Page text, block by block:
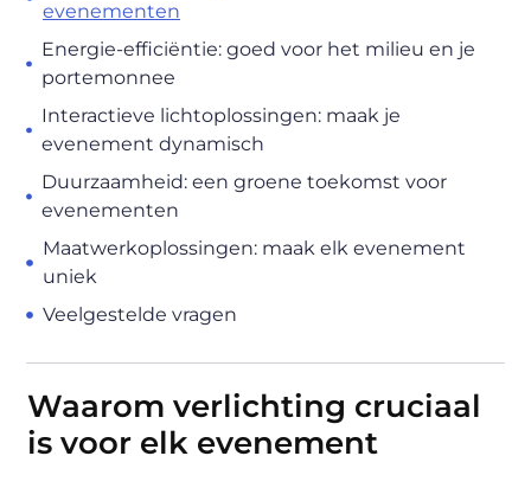
evenementen
Energie-efficiëntie: goed voor het milieu en je
portemonnee
Interactieve lichtoplossingen: maak je
evenement dynamisch
Duurzaamheid: een groene toekomst voor
evenementen
Maatwerkoplossingen: maak elk evenement
uniek
Veelgestelde vragen
Waarom verlichting cruciaal
is voor elk evenement